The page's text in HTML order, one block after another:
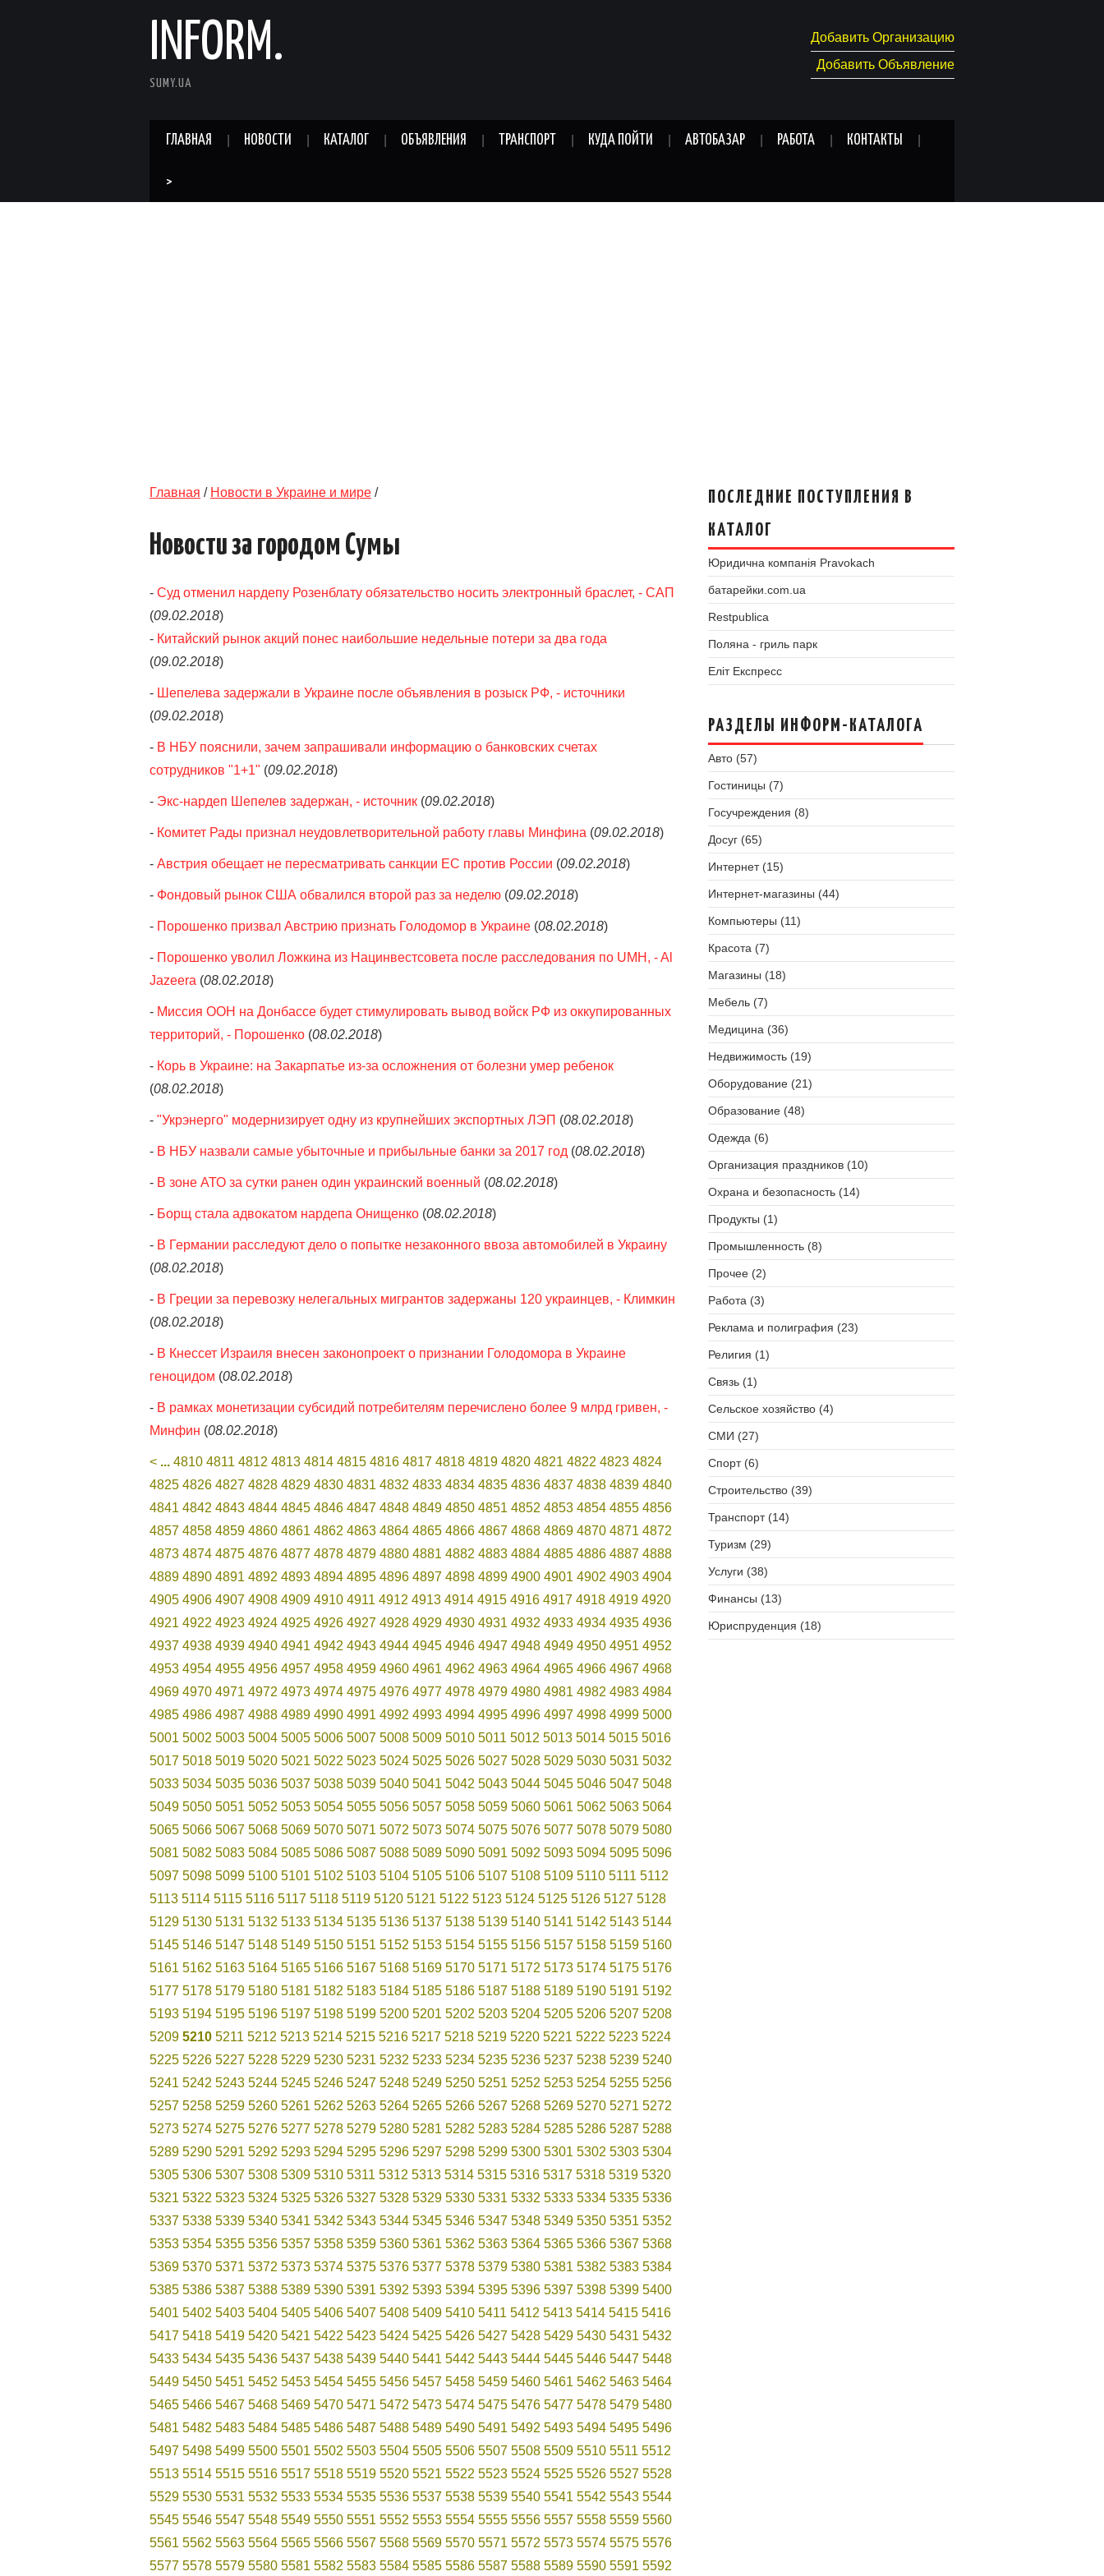
INFORM.
SUMY.UA
Добавить Организацию
Добавить Объявление
ГЛАВНАЯ НОВОСТИ КАТАЛОГ ОБЪЯВЛЕНИЯ ТРАНСПОРТ КУДА ПОЙТИ АВТОБАЗАР РАБОТА КОНТАКТЫ
>
Главная / Новости в Украине и мире /
Новости за городом Сумы
- Суд отменил нардепу Розенблату обязательство носить электронный браслет, - САП
(09.02.2018)
- Китайский рынок акций понес наибольшие недельные потери за два года
(09.02.2018)
- Шепелева задержали в Украине после объявления в розыск РФ, - источники
(09.02.2018)
- В НБУ пояснили, зачем запрашивали информацию о банковских счетах
сотрудников "1+1" (09.02.2018)
- Экс-нардеп Шепелев задержан, - источник (09.02.2018)
- Комитет Рады признал неудовлетворительной работу главы Минфина (09.02.2018)
- Австрия обещает не пересматривать санкции ЕС против России (09.02.2018)
- Фондовый рынок США обвалился второй раз за неделю (09.02.2018)
- Порошенко призвал Австрию признать Голодомор в Украине (08.02.2018)
- Порошенко уволил Ложкина из Нацинвестсовета после расследования по UMH, - Al
Jazeera (08.02.2018)
- Миссия ООН на Донбассе будет стимулировать вывод войск РФ из оккупированных
территорий, - Порошенко (08.02.2018)
- Корь в Украине: на Закарпатье из-за осложнения от болезни умер ребенок
(08.02.2018)
- "Укрэнерго" модернизирует одну из крупнейших экспортных ЛЭП (08.02.2018)
- В НБУ назвали самые убыточные и прибыльные банки за 2017 год (08.02.2018)
- В зоне АТО за сутки ранен один украинский военный (08.02.2018)
- Борщ стала адвокатом нардепа Онищенко (08.02.2018)
- В Германии расследуют дело о попытке незаконного ввоза автомобилей в Украину
(08.02.2018)
- В Греции за перевозку нелегальных мигрантов задержаны 120 украинцев, - Климкин
(08.02.2018)
- В Кнессет Израиля внесен законопроект о признании Голодомора в Украине
геноцидом (08.02.2018)
- В рамках монетизации субсидий потребителям перечислено более 9 млрд гривен, -
Минфин (08.02.2018)
< ... 4810 4811 4812 4813 4814 4815 4816 4817 4818 4819 4820 4821 4822 4823 4824
4825 4826 4827 4828 4829 4830 4831 4832 4833 4834 4835 4836 4837 4838 4839 4840
4841 4842 4843 4844 4845 4846 4847 4848 4849 4850 4851 4852 4853 4854 4855 4856
4857 4858 4859 4860 4861 4862 4863 4864 4865 4866 4867 4868 4869 4870 4871 4872
4873 4874 4875 4876 4877 4878 4879 4880 4881 4882 4883 4884 4885 4886 4887 4888
4889 4890 4891 4892 4893 4894 4895 4896 4897 4898 4899 4900 4901 4902 4903 4904
4905 4906 4907 4908 4909 4910 4911 4912 4913 4914 4915 4916 4917 4918 4919 4920
4921 4922 4923 4924 4925 4926 4927 4928 4929 4930 4931 4932 4933 4934 4935 4936
4937 4938 4939 4940 4941 4942 4943 4944 4945 4946 4947 4948 4949 4950 4951 4952
4953 4954 4955 4956 4957 4958 4959 4960 4961 4962 4963 4964 4965 4966 4967 4968
4969 4970 4971 4972 4973 4974 4975 4976 4977 4978 4979 4980 4981 4982 4983 4984
4985 4986 4987 4988 4989 4990 4991 4992 4993 4994 4995 4996 4997 4998 4999 5000
5001 5002 5003 5004 5005 5006 5007 5008 5009 5010 5011 5012 5013 5014 5015 5016
5017 5018 5019 5020 5021 5022 5023 5024 5025 5026 5027 5028 5029 5030 5031 5032
5033 5034 5035 5036 5037 5038 5039 5040 5041 5042 5043 5044 5045 5046 5047 5048
5049 5050 5051 5052 5053 5054 5055 5056 5057 5058 5059 5060 5061 5062 5063 5064
5065 5066 5067 5068 5069 5070 5071 5072 5073 5074 5075 5076 5077 5078 5079 5080
5081 5082 5083 5084 5085 5086 5087 5088 5089 5090 5091 5092 5093 5094 5095 5096
5097 5098 5099 5100 5101 5102 5103 5104 5105 5106 5107 5108 5109 5110 5111 5112
5113 5114 5115 5116 5117 5118 5119 5120 5121 5122 5123 5124 5125 5126 5127 5128
5129 5130 5131 5132 5133 5134 5135 5136 5137 5138 5139 5140 5141 5142 5143 5144
5145 5146 5147 5148 5149 5150 5151 5152 5153 5154 5155 5156 5157 5158 5159 5160
5161 5162 5163 5164 5165 5166 5167 5168 5169 5170 5171 5172 5173 5174 5175 5176
5177 5178 5179 5180 5181 5182 5183 5184 5185 5186 5187 5188 5189 5190 5191 5192
5193 5194 5195 5196 5197 5198 5199 5200 5201 5202 5203 5204 5205 5206 5207 5208
5209 5210 5211 5212 5213 5214 5215 5216 5217 5218 5219 5220 5221 5222 5223 5224
5225 5226 5227 5228 5229 5230 5231 5232 5233 5234 5235 5236 5237 5238 5239 5240
5241 5242 5243 5244 5245 5246 5247 5248 5249 5250 5251 5252 5253 5254 5255 5256
5257 5258 5259 5260 5261 5262 5263 5264 5265 5266 5267 5268 5269 5270 5271 5272
5273 5274 5275 5276 5277 5278 5279 5280 5281 5282 5283 5284 5285 5286 5287 5288
5289 5290 5291 5292 5293 5294 5295 5296 5297 5298 5299 5300 5301 5302 5303 5304
5305 5306 5307 5308 5309 5310 5311 5312 5313 5314 5315 5316 5317 5318 5319 5320
5321 5322 5323 5324 5325 5326 5327 5328 5329 5330 5331 5332 5333 5334 5335 5336
5337 5338 5339 5340 5341 5342 5343 5344 5345 5346 5347 5348 5349 5350 5351 5352
5353 5354 5355 5356 5357 5358 5359 5360 5361 5362 5363 5364 5365 5366 5367 5368
5369 5370 5371 5372 5373 5374 5375 5376 5377 5378 5379 5380 5381 5382 5383 5384
5385 5386 5387 5388 5389 5390 5391 5392 5393 5394 5395 5396 5397 5398 5399 5400
5401 5402 5403 5404 5405 5406 5407 5408 5409 5410 5411 5412 5413 5414 5415 5416
5417 5418 5419 5420 5421 5422 5423 5424 5425 5426 5427 5428 5429 5430 5431 5432
5433 5434 5435 5436 5437 5438 5439 5440 5441 5442 5443 5444 5445 5446 5447 5448
5449 5450 5451 5452 5453 5454 5455 5456 5457 5458 5459 5460 5461 5462 5463 5464
5465 5466 5467 5468 5469 5470 5471 5472 5473 5474 5475 5476 5477 5478 5479 5480
5481 5482 5483 5484 5485 5486 5487 5488 5489 5490 5491 5492 5493 5494 5495 5496
5497 5498 5499 5500 5501 5502 5503 5504 5505 5506 5507 5508 5509 5510 5511 5512
5513 5514 5515 5516 5517 5518 5519 5520 5521 5522 5523 5524 5525 5526 5527 5528
5529 5530 5531 5532 5533 5534 5535 5536 5537 5538 5539 5540 5541 5542 5543 5544
5545 5546 5547 5548 5549 5550 5551 5552 5553 5554 5555 5556 5557 5558 5559 5560
5561 5562 5563 5564 5565 5566 5567 5568 5569 5570 5571 5572 5573 5574 5575 5576
5577 5578 5579 5580 5581 5582 5583 5584 5585 5586 5587 5588 5589 5590 5591 5592
ПОСЛЕДНИЕ ПОСТУПЛЕНИЯ В
КАТАЛОГ
Юридична компанія Pravokach
батарейки.com.ua
Restpublica
Поляна - гриль парк
Еліт Експресс
РАЗДЕЛЫ ИНФОРМ-КАТАЛОГА
Авто (57)
Гостиницы (7)
Госучреждения (8)
Досуг (65)
Интернет (15)
Интернет-магазины (44)
Компьютеры (11)
Красота (7)
Магазины (18)
Мебель (7)
Медицина (36)
Недвижимость (19)
Оборудование (21)
Образование (48)
Одежда (6)
Организация праздников (10)
Охрана и безопасность (14)
Продукты (1)
Промышленность (8)
Прочее (2)
Работа (3)
Реклама и полиграфия (23)
Религия (1)
Связь (1)
Сельское хозяйство (4)
СМИ (27)
Спорт (6)
Строительство (39)
Транспорт (14)
Туризм (29)
Услуги (38)
Финансы (13)
Юриспруденция (18)